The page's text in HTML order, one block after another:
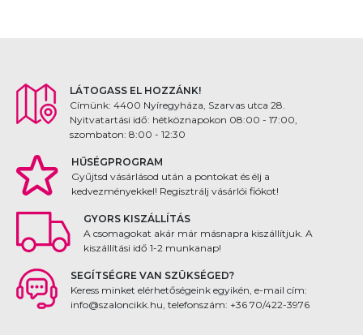
LÁTOGASS EL HOZZÁNK!
Címünk: 4400 Nyíregyháza, Szarvas utca 28.
Nyitvatartási idő: hétköznapokon 08:00 - 17:00,
szombaton: 8:00 - 12:30
HŰSÉGPROGRAM
Gyűjtsd vásárlásod után a pontokat és élj a
kedvezményekkel! Regisztrálj vásárlói fiókot!
GYORS KISZÁLLÍTÁS
A csomagokat akár már másnapra kiszállítjuk. A
kiszállítási idő 1-2 munkanap!
SEGÍTSÉGRE VAN SZÜKSÉGED?
Keress minket elérhetőségeink egyikén, e-mail cím:
info@szaloncikk.hu, telefonszám: +36 70/422-3976